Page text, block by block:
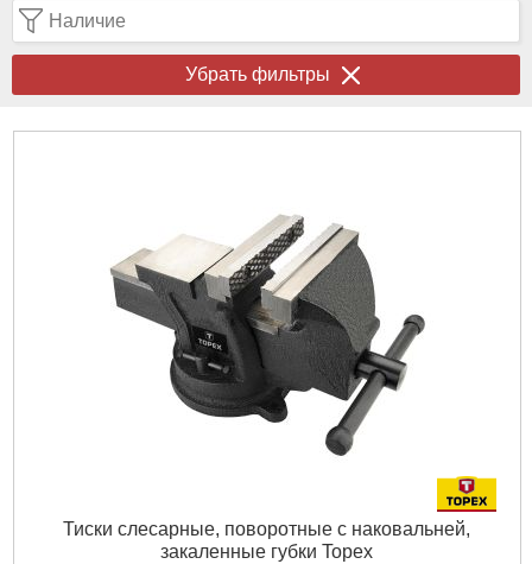
Наличие
Убрать фильтры
Тиски слесарные, поворотные с наковальней,
закаленные губки Topex